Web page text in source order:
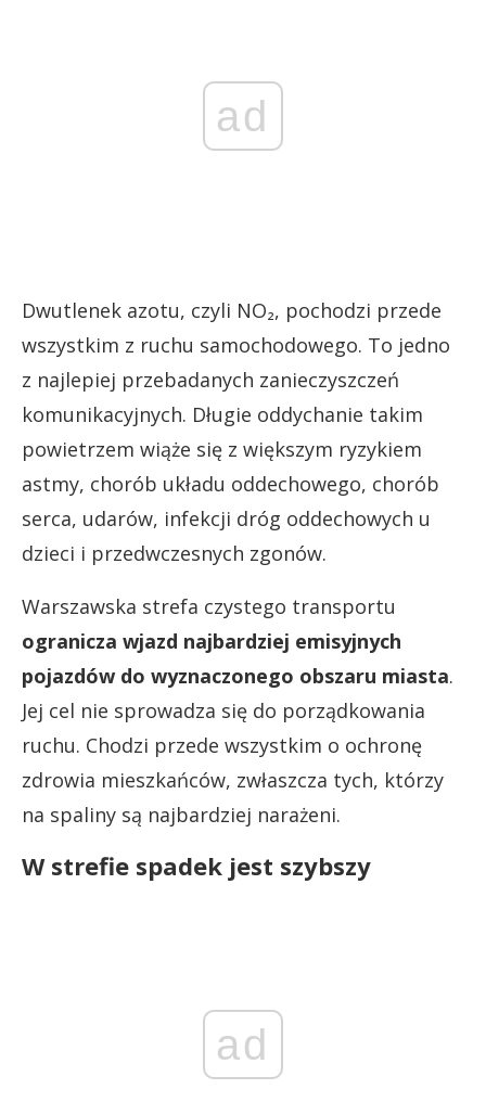
ad
Dwutlenek azotu, czyli NO₂, pochodzi przede
wszystkim z ruchu samochodowego. To jedno
z najlepiej przebadanych zanieczyszczeń
komunikacyjnych. Długie oddychanie takim
powietrzem wiąże się z większym ryzykiem
astmy, chorób układu oddechowego, chorób
serca, udarów, infekcji dróg oddechowych u
dzieci i przedwczesnych zgonów.
Warszawska strefa czystego transportu
ogranicza wjazd najbardziej emisyjnych
pojazdów do wyznaczonego obszaru miasta.
Jej cel nie sprowadza się do porządkowania
ruchu. Chodzi przede wszystkim o ochronę
zdrowia mieszkańców, zwłaszcza tych, którzy
na spaliny są najbardziej narażeni.
W strefie spadek jest szybszy
ad